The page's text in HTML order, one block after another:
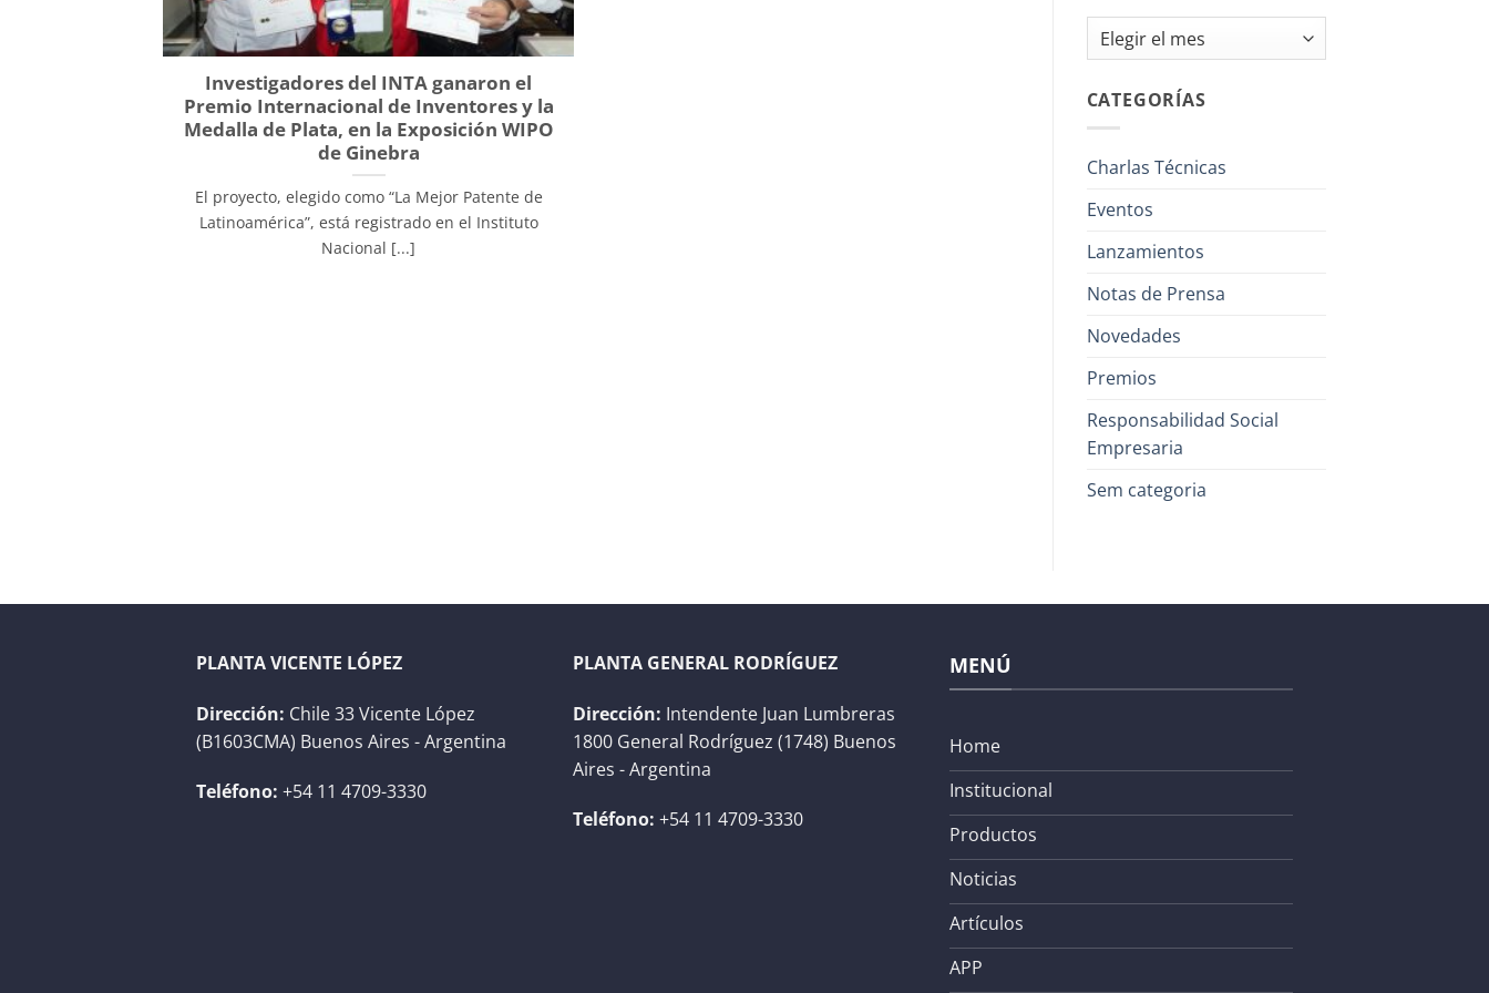
Investigadores del INTA ganaron el
Premio Internacional de Inventores y la
Medalla de Plata, en la Exposición WIPO
de Ginebra
El proyecto, elegido como “La Mejor Patente de
Latinoamérica”, está registrado en el Instituto
Nacional [...]
Archivos
CATEGORÍAS
Charlas Técnicas
Eventos
Lanzamientos
Notas de Prensa
Novedades
Premios
Responsabilidad Social
Empresaria
Sem categoria
PLANTA VICENTE LÓPEZ
Dirección: Chile 33 Vicente López
(B1603CMA) Buenos Aires - Argentina
Teléfono: +54 11 4709-3330
PLANTA GENERAL RODRÍGUEZ
Dirección: Intendente Juan Lumbreras
1800 General Rodríguez (1748) Buenos
Aires - Argentina
Teléfono: +54 11 4709-3330
MENÚ
Home
Institucional
Productos
Noticias
Artículos
APP